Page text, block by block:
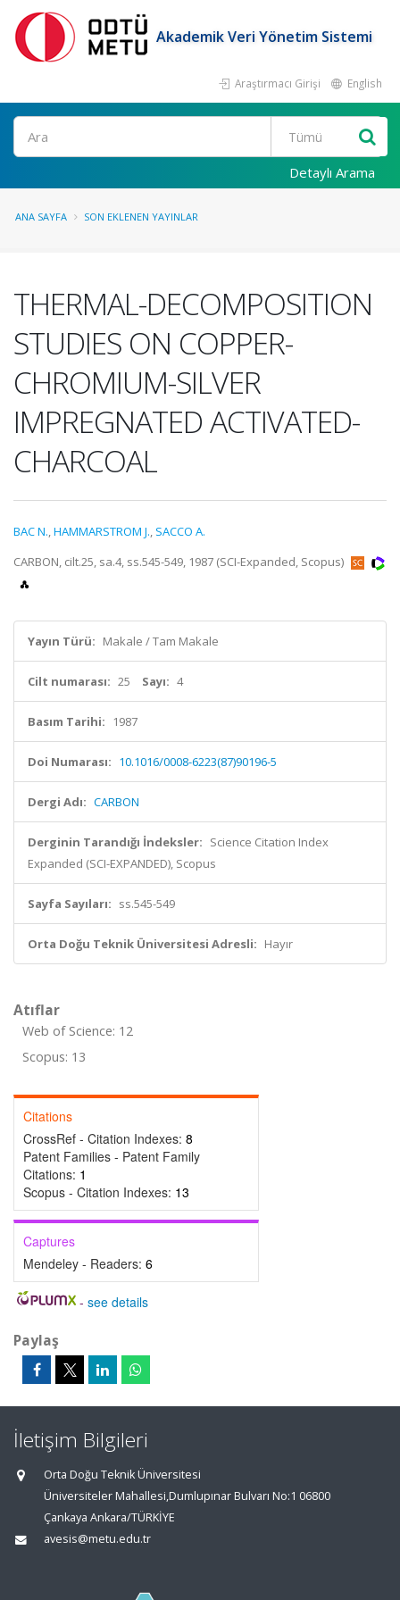
Akademik Veri Yönetim Sistemi
Araştırmacı Girişi English
Ara
Detaylı Arama
ANA SAYFA SON EKLENEN YAYINLAR
THERMAL-DECOMPOSITION
STUDIES ON COPPER-
CHROMIUM-SILVER
IMPREGNATED ACTIVATED-
CHARCOAL
BAC N.,HAMMARSTROM J., SACCO A.
CARBON, cilt.25, sa.4, ss.545-549, 1987 (SCI-Expanded, Scopus)
Yayın Türü: Makale / Tam Makale
Cilt numarası: 25 Sayı: 4
Basım Tarihi: 1987
Doi Numarası: 10.1016/0008-6223(87)90196-5
Dergi Adı: CARBON
Derginin Tarandığı İndeksler: Science Citation Index
Expanded (SCI-EXPANDED), Scopus
Sayfa Sayıları: ss.545-549
Orta Doğu Teknik Üniversitesi Adresli: Hayır
Atıflar
Web of Science: 12
Scopus: 13
Citations
CrossRef - Citation Indexes: 8
Patent Families - Patent Family
Citations: 1
Scopus - Citation Indexes: 13
Captures
Mendeley - Readers: 6
- see details
Paylaş
İletişim Bilgileri
Orta Doğu Teknik Üniversitesi
Üniversiteler Mahallesi,Dumlupınar Bulvarı No:1 06800
Çankaya Ankara/TÜRKİYE
avesis@metu.edu.tr